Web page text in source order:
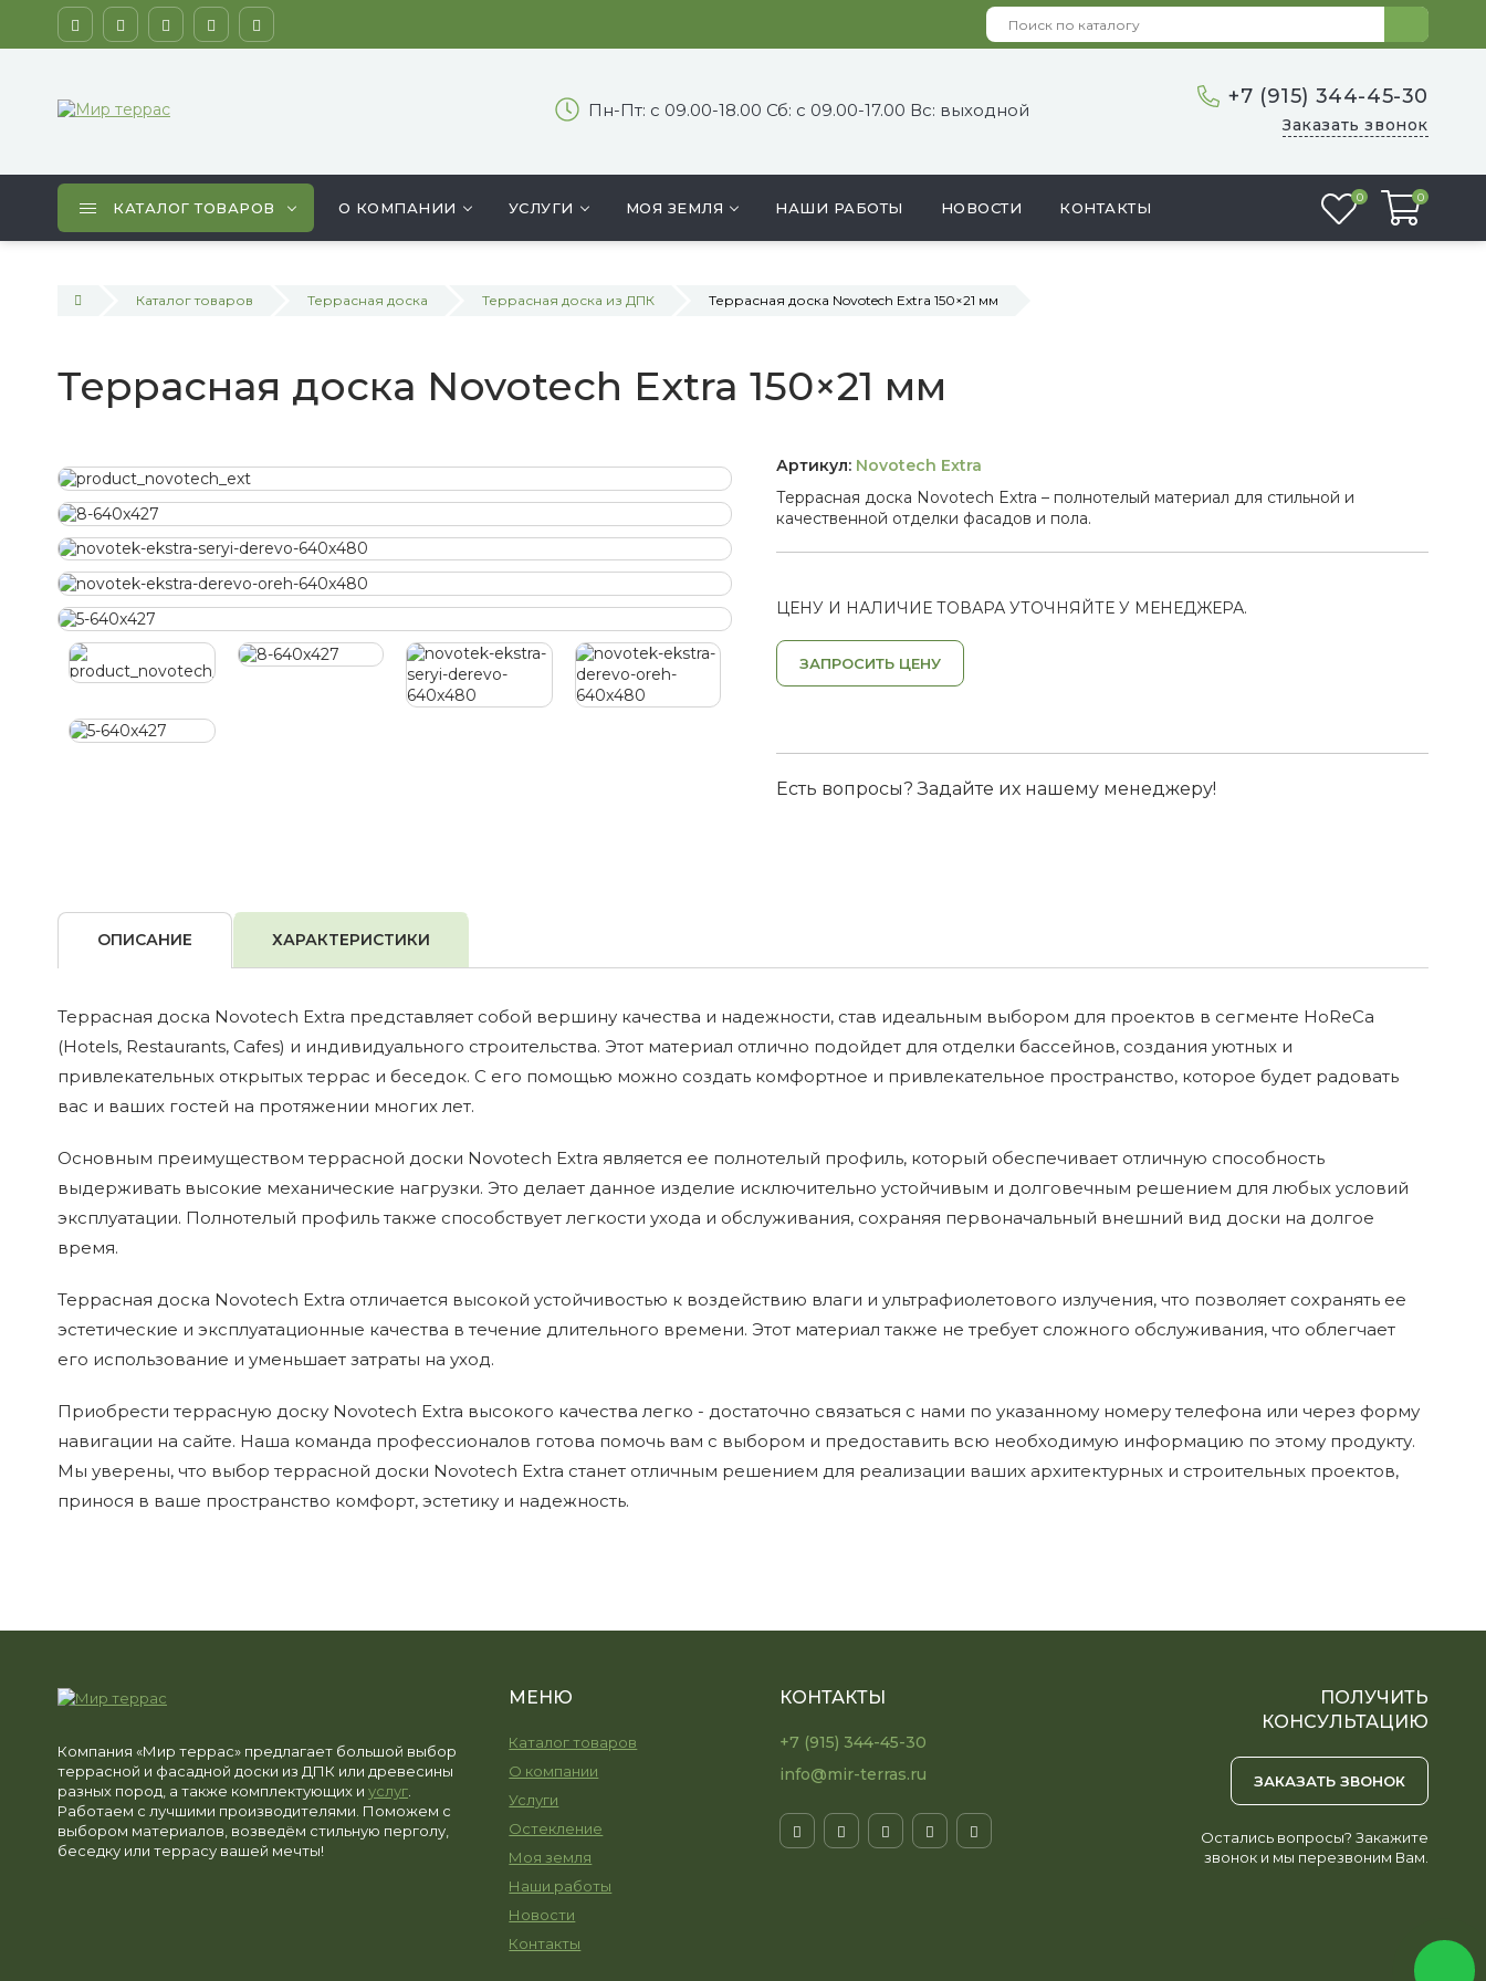
+7 (915) 344-45-30
Заказать звонок
Пн-Пт: с 09.00-18.00 Сб: с 09.00-17.00 Вс: выходной
КАТАЛОГ ТОВАРОВ О КОМПАНИИ УСЛУГИ МОЯ ЗЕМЛЯ НАШИ РАБОТЫ НОВОСТИ КОНТАКТЫ
0
Избранное
0
Каталог товаров Террасная доска Террасная доска из ДПК Террасная доска Novotech Extra 150×21 мм
Террасная доска Novotech Extra 150×21 мм
Артикул: Novotech Extra
Террасная доска Novotech Extra – полнотелый материал для стильной и
качественной отделки фасадов и пола.
ЦЕНУ И НАЛИЧИЕ ТОВАРА УТОЧНЯЙТЕ У МЕНЕДЖЕРА.
ЗАПРОСИТЬ ЦЕНУ
Есть вопросы? Задайте их нашему менеджеру!
ОПИСАНИЕ ХАРАКТЕРИСТИКИ
Террасная доска Novotech Extra представляет собой вершину качества и надежности, став идеальным выбором для проектов в сегменте HoReCa
(Hotels, Restaurants, Cafes) и индивидуального строительства. Этот материал отлично подойдет для отделки бассейнов, создания уютных и
привлекательных открытых террас и беседок. С его помощью можно создать комфортное и привлекательное пространство, которое будет радовать
вас и ваших гостей на протяжении многих лет.
Основным преимуществом террасной доски Novotech Extra является ее полнотелый профиль, который обеспечивает отличную способность
выдерживать высокие механические нагрузки. Это делает данное изделие исключительно устойчивым и долговечным решением для любых условий
эксплуатации. Полнотелый профиль также способствует легкости ухода и обслуживания, сохраняя первоначальный внешний вид доски на долгое
время.
Террасная доска Novotech Extra отличается высокой устойчивостью к воздействию влаги и ультрафиолетового излучения, что позволяет сохранять ее
эстетические и эксплуатационные качества в течение длительного времени. Этот материал также не требует сложного обслуживания, что облегчает
его использование и уменьшает затраты на уход.
Приобрести террасную доску Novotech Extra высокого качества легко - достаточно связаться с нами по указанному номеру телефона или через форму
навигации на сайте. Наша команда профессионалов готова помочь вам с выбором и предоставить всю необходимую информацию по этому продукту.
Мы уверены, что выбор террасной доски Novotech Extra станет отличным решением для реализации ваших архитектурных и строительных проектов,
принося в ваше пространство комфорт, эстетику и надежность.
Компания «Мир террас» предлагает большой выбор
террасной и фасадной доски из ДПК или древесины
разных пород, а также комплектующих и услуг
Работаем с лучшими производителями. Поможем с
выбором материалов, возведём стильную перголу,
беседку или террасу вашей мечты!
МЕНЮ
Каталог товаров
О компании
Услуги
Остекление
Моя земля
Наши работы
Новости
Контакты
КОНТАКТЫ
+7 (915) 344-45-30
info@mir-terras.ru
ПОЛУЧИТЬ
КОНСУЛЬТАЦИЮ
ЗАКАЗАТЬ ЗВОНОК
Остались вопросы? Закажите
звонок и мы перезвоним Вам.